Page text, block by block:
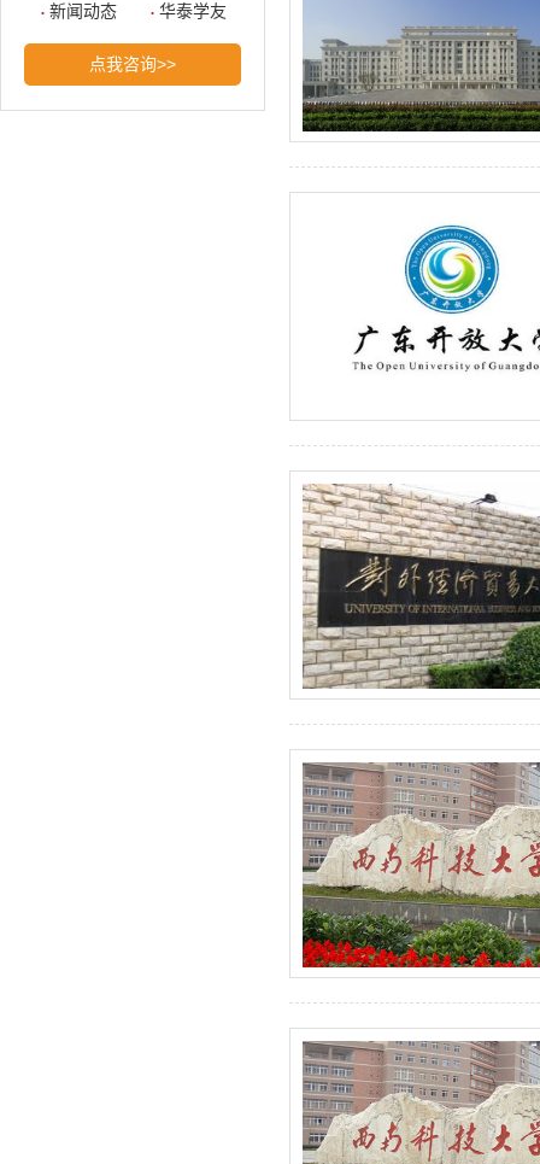
新闻动态 华泰学友
点我咨询>>